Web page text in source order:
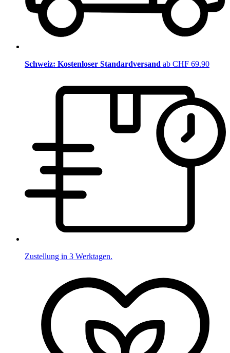
Schweiz: Kostenloser Standardversand ab CHF 69.90
Zustellung in 3 Werktagen.